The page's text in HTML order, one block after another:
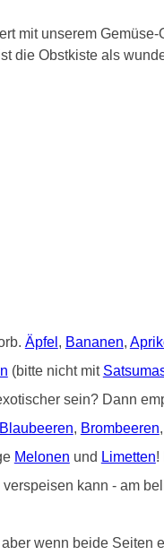
mit unserem Gemüse-
die Obstkiste als
Äpfel , Bananen,
(bitte nicht mit
sein? Dann
Blaubeeren, Brombeeren,
Melonen und Limetten!
kann - am
wenn beide Seiten